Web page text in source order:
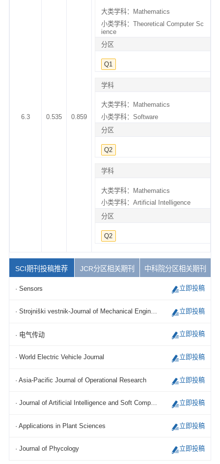
6.3 0.535 0.859
大类学科：Mathematics
小类学科：Theoretical Computer Sc
ience
分区
Q1
学科
大类学科：Mathematics
小类学科：Software
分区
Q2
学科
大类学科：Mathematics
小类学科：Artificial Intelligence
分区
Q2
SCI期刊投稿推荐 JCR分区相关期刊 中科院分区相关期刊
· Sensors 立即投稿
· Strojniški vestnik-Journal of Mechanical Engineering 立即投稿
· 电气传动 立即投稿
· World Electric Vehicle Journal 立即投稿
· Asia-Pacific Journal of Operational Research 立即投稿
· Journal of Artificial Intelligence and Soft Computing Research 立即投稿
· Applications in Plant Sciences 立即投稿
· Journal of Phycology 立即投稿